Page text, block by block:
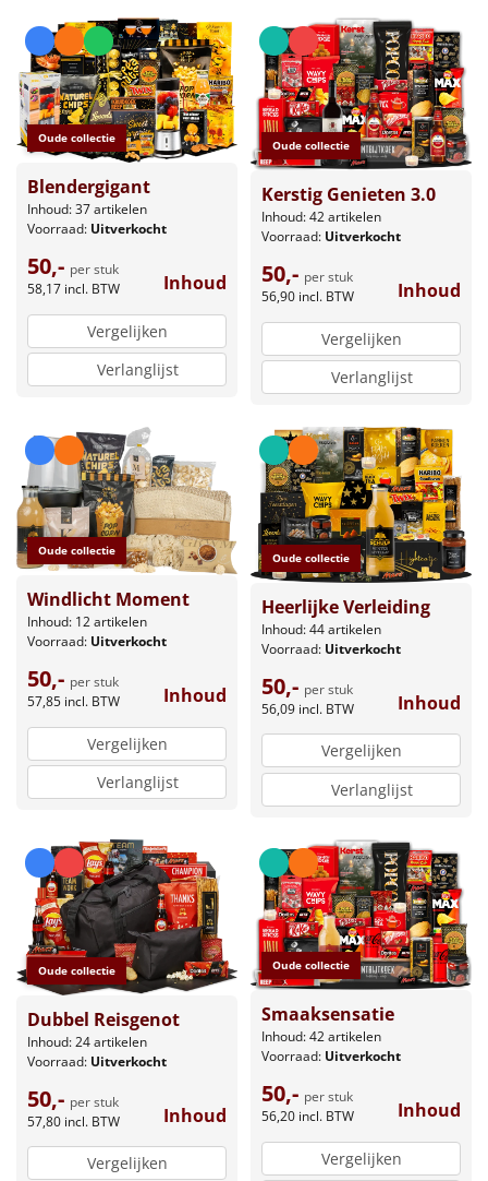
Oude collectie
Blendergigant
Inhoud: 37 artikelen
Voorraad: Uitverkocht
50,- per stuk
58,17 incl. BTW Inhoud
Vergelijken
Verlanglijst
Oude collectie
Kerstig Genieten 3.0
Inhoud: 42 artikelen
Voorraad: Uitverkocht
50,- per stuk
56,90 incl. BTW Inhoud
Vergelijken
Verlanglijst
Oude collectie
Windlicht Moment
Inhoud: 12 artikelen
Voorraad: Uitverkocht
50,- per stuk
57,85 incl. BTW Inhoud
Vergelijken
Verlanglijst
Oude collectie
Heerlijke Verleiding
Inhoud: 44 artikelen
Voorraad: Uitverkocht
50,- per stuk
56,09 incl. BTW Inhoud
Vergelijken
Verlanglijst
Oude collectie
Dubbel Reisgenot
Inhoud: 24 artikelen
Voorraad: Uitverkocht
50,- per stuk
57,80 incl. BTW Inhoud
Vergelijken
Oude collectie
Smaaksensatie
Inhoud: 42 artikelen
Voorraad: Uitverkocht
50,- per stuk
56,20 incl. BTW Inhoud
Vergelijken